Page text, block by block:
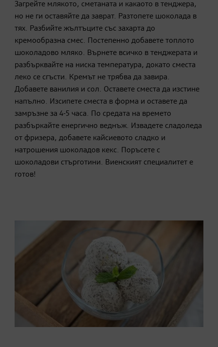
Загрейте млякото, сметаната и какаото в тенджера,
но не ги оставяйте да заврат. Разтопете шоколада в
тях. Разбийте жълтъците със захарта до
кремообразна смес. Постепенно добавете топлото
шоколадово мляко. Върнете всичко в тенджерата и
разбърквайте на ниска температура, докато сместа
леко се сгъсти. Кремът не трябва да завира.
Добавете ванилия и сол. Оставете сместа да изстине
напълно. Изсипете сместа в форма и оставете да
замръзне за 4-5 часа. По средата на времето
разбъркайте енергично веднъж. Извадете сладоледа
от фризера, добавете кайсиевото сладко и
натрошения шоколадов кекс. Поръсете с
шоколадови стърготини. Виенският специалитет е
готов!